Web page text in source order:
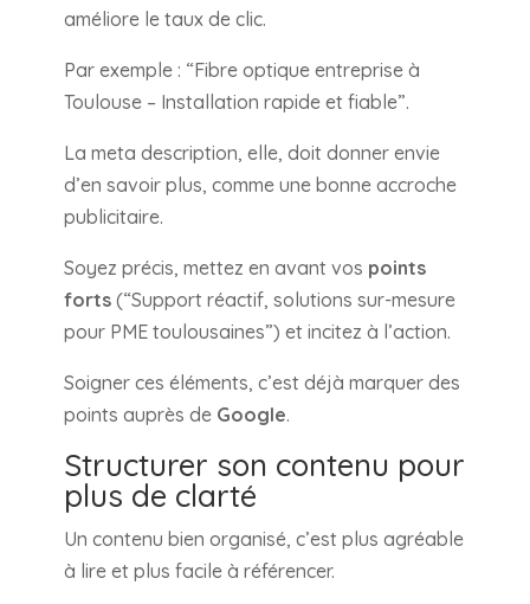
améliore le taux de clic.
Par exemple : “Fibre optique entreprise à
Toulouse – Installation rapide et fiable”.
La meta description, elle, doit donner envie
d’en savoir plus, comme une bonne accroche
publicitaire.
Soyez précis, mettez en avant vos points
forts(“Support réactif, solutions sur-mesure
pour PME toulousaines”) et incitez à l’action.
Soigner ces éléments, c’est déjà marquer des
points auprès de Google.
Structurer son contenu pour
plus de clarté
Un contenu bien organisé, c’est plus agréable
à lire et plus facile à référencer.